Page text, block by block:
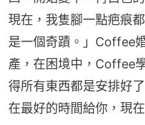
現在，我隻腳一點疤痕
是一個奇蹟。」Coffee
產，在困境中，Coffee
得所有東西都是安排好
在最好的時間給你，現